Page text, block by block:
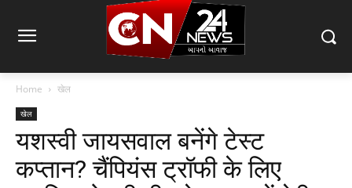
Home खेल
खेल
यशस्वी जायसवाल बनेंगे टेस्ट
कप्तान? चैंपियंस ट्रॉफी के लिए